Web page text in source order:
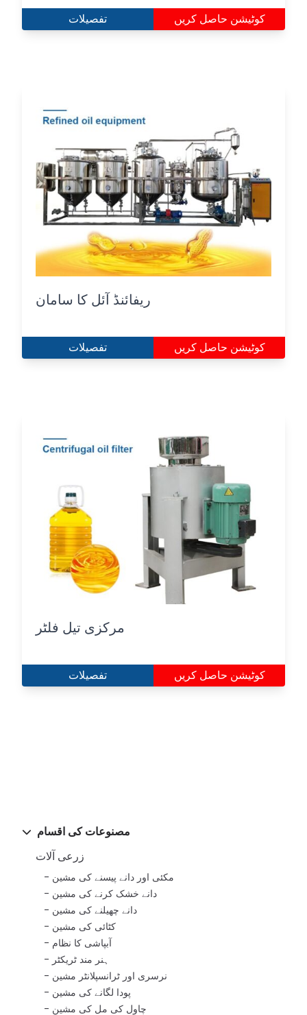
مصنوعات کی اقسام
زرعی آلات
مکئی اور دانے پیسنے کی مشین
دانے خشک کرنے کی مشین
دانے چھیلنے کی مشین
کٹائی کی مشین
آبپاشی کا نظام
ہنر مند ٹریکٹر
نرسری اور ٹرانسپلانٹر مشین
پودا لگانے کی مشین
چاول کی مل کی مشین
تفصیلات کوٹیشن حاصل کریں
ریفائنڈ آئل کا سامان
تفصیلات کوٹیشن حاصل کریں
مرکزی تیل فلٹر
تفصیلات کوٹیشن حاصل کریں